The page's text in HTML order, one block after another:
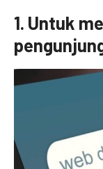
1. Untuk